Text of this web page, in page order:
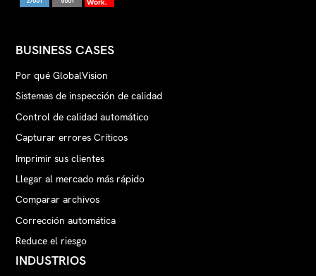
BUSINESS CASES
Por qué GlobalVision
Sistemas de inspección de calidad
Control de calidad automático
Capturar errores Críticos
Imprimir sus clientes
Llegar al mercado más rápido
Comparar archivos
Corrección automática
Reduce el riesgo
INDUSTRIOS